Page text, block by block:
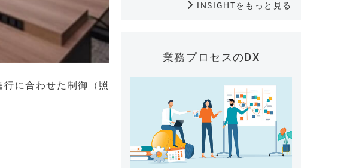
に合わせた制御（照
INSIGHTをもっと見る
業務プロセスのDX